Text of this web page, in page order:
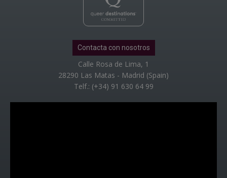
Contacta con nosotros
Calle Rosa de Lima, 1
28290 Las Matas - Madrid (Spain)
Telf.: (+34) 91 630 64 99